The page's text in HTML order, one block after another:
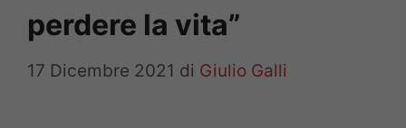
perdere la vita”
17 Dicembre 2021 di Giulio Galli